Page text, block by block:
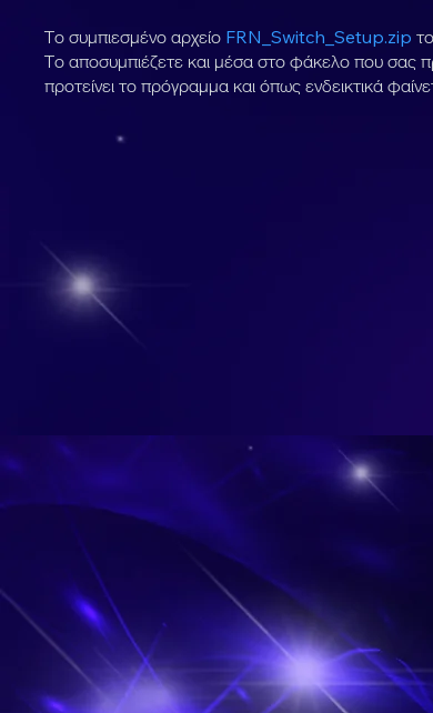
Το συμπιεσμένο αρχείο FRN_Switch_Setup.zip
Το αποσυμπιέζετε και μέσα στο φάκελο που σας
προτείνει το πρόγραμμα και όπως ενδεικτικά